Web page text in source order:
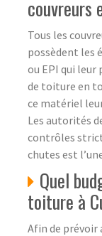
Tous les
possèdent les
ou EPI qui
de toiture en
ce matériel
Les autorités
contrôles
chutes est
Quel
toiture à
Afin de prévoir